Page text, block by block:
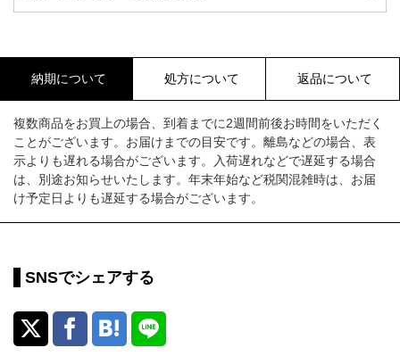
納期について 処方について 返品について
複数商品をお買上の場合、到着までに2週間前後お時間をいただく
ことがございます。お届けまでの目安です。離島などの場合、表
示よりも遅れる場合がございます。入荷遅れなどで遅延する場合
は、別途お知らせいたします。年末年始など税関混雑時は、お届
け予定日よりも遅延する場合がございます。
SNSでシェアする